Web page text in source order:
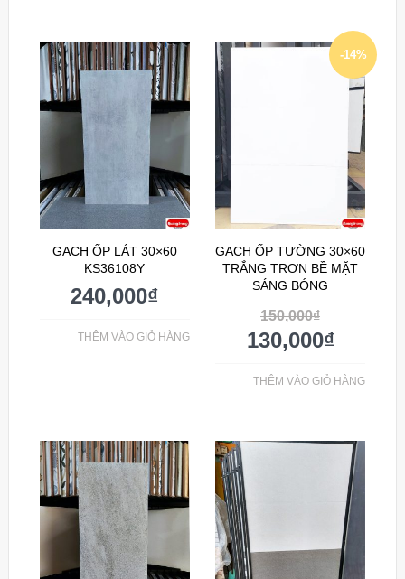
GẠCH ỐP LÁT 30×60
KS36108Y
240,000₫
THÊM VÀO GIỎ HÀNG
-14%
GẠCH ỐP TƯỜNG 30×60
TRẮNG TRƠN BỀ MẶT
SÁNG BÓNG
150,000₫
130,000₫
THÊM VÀO GIỎ HÀNG